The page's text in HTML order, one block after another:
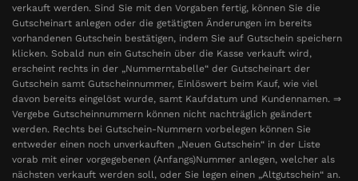
verkauft werden. Sind Sie mit den Vorgaben fertig, können Sie die
Gutscheinart anlegen oder die getätigten Änderungen im bereits
vorhandenen Gutschein bestätigen, indem Sie auf Gutschein speichern
klicken. Sobald nun ein Gutschein über die Kasse verkauft wird,
erscheint rechts in der „Nummerntabelle“ der Gutscheinart der
Gutschein samt Gutscheinnummer, Einlöswert beim Kauf, wie viel
davon bereits eingelöst wurde, samt Kaufdatum und Kundennamen. ⇒
Vergebe Gutscheinnummern können nicht nachträglich geändert
werden. Rechts bei Gutschein-Nummern vorbelegen können Sie
entweder einen noch unverkauften „Neuen Gutschein“ in der Liste
vorab mit einer vorgegebenen (Anfangs)Nummer anlegen, welcher als
nächsten verkauft werden soll, oder Sie legen einen „Altgutschein“ an.